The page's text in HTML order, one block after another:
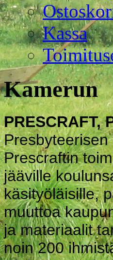
Kassa
Kamerun
PRESCRAFT,
Prescraftin
jääville
käsityöläisille,
muuttoa
ja materiaalit
noin 200